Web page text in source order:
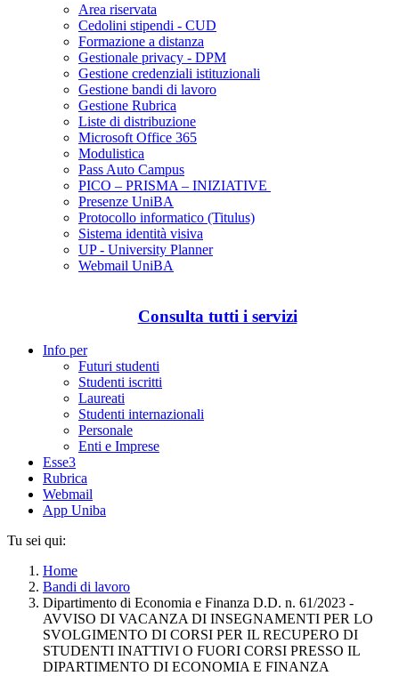
Area riservata
Cedolini stipendi - CUD
Formazione a distanza
Gestionale privacy - DPM
Gestione credenziali istituzionali
Gestione bandi di lavoro
Gestione Rubrica
Liste di distribuzione
Microsoft Office 365
Modulistica
Pass Auto Campus
PICO – PRISMA – INIZIATIVE
Presenze UniBA
Protocollo informatico (Titulus)
Sistema identità visiva
UP - University Planner
Webmail UniBA
Consulta tutti i servizi
Info per
Futuri studenti
Studenti iscritti
Laureati
Studenti internazionali
Personale
Enti e Imprese
Esse3
Rubrica
Webmail
App Uniba
Tu sei qui:
Home
Bandi di lavoro
Dipartimento di Economia e Finanza D.D. n. 61/2023 -
AVVISO DI VACANZA DI INSEGNAMENTI PER LO
SVOLGIMENTO DI CORSI PER IL RECUPERO DI
STUDENTI INATTIVI O FUORI CORSI PRESSO IL
DIPARTIMENTO DI ECONOMIA E FINANZA